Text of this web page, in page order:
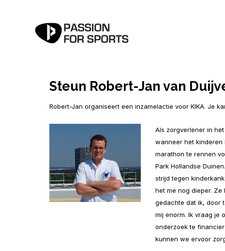
Steun Robert-Jan van
Robert-Jan organiseert een inzamelactie voor KIKA. Je
Als zorgverlener in
wanneer het kinderen
marathon te rennen
Park Hollandse
strijd tegen
het me nog dieper.
gedachte dat ik, door
mij enorm. Ik vraag je
onderzoek te
kunnen we ervoor